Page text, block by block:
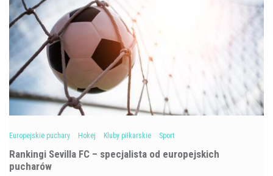
Europejskie puchary Hokej Kluby piłkarskie Sport
Rankingi Sevilla FC – specjalista od europejskich
pucharów